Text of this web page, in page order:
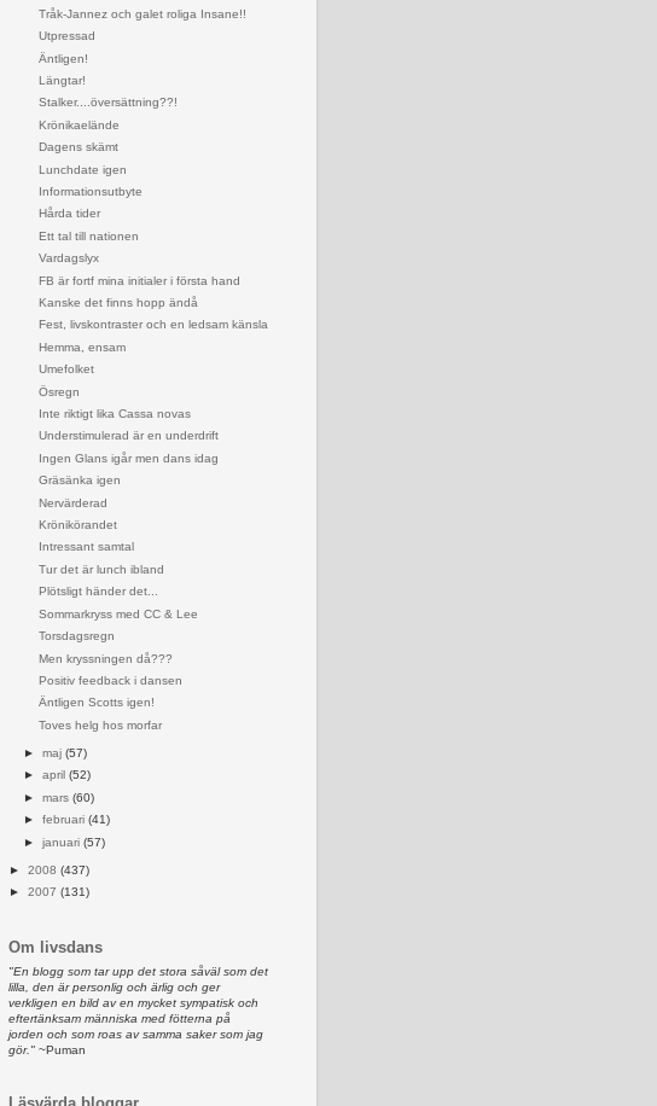
Tråk-Jannez och galet roliga Insane!!
Utpressad
Äntligen!
Längtar!
Stalker....översättning??!
Krönikaelände
Dagens skämt
Lunchdate igen
Informationsutbyte
Hårda tider
Ett tal till nationen
Vardagslyx
FB är fortf mina initialer i första hand
Kanske det finns hopp ändå
Fest, livskontraster och en ledsam känsla
Hemma, ensam
Umefolket
Ösregn
Inte riktigt lika Cassa novas
Understimulerad är en underdrift
Ingen Glans igår men dans idag
Gräsänka igen
Nervärderad
Krönikörandet
Intressant samtal
Tur det är lunch ibland
Plötsligt händer det...
Sommarkryss med CC & Lee
Torsdagsregn
Men kryssningen då???
Positiv feedback i dansen
Äntligen Scotts igen!
Toves helg hos morfar
► maj (57)
► april (52)
► mars (60)
► februari (41)
► januari (57)
► 2008 (437)
► 2007 (131)
Om livsdans
"En blogg som tar upp det stora såväl som det
lilla, den är personlig och ärlig och ger
verkligen en bild av en mycket sympatisk och
eftertänksam människa med fötterna på
jorden och som roas av samma saker som jag
gör." ~Puman